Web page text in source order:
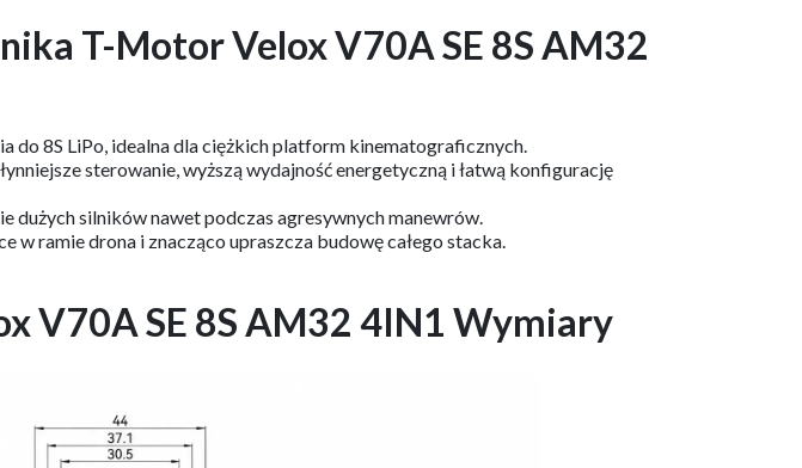
T-Motor Velox V70A SE 8S AM32
do 8S LiPo, idealna dla ciężkich platform kinematograficznych.
sterowanie, wyższą wydajność energetyczną i łatwą konfigurację
dużych silników nawet podczas agresywnych manewrów.
w ramie drona i znacząco upraszcza budowę całego stacka.
V70A SE 8S AM32 4IN1 Wymiary